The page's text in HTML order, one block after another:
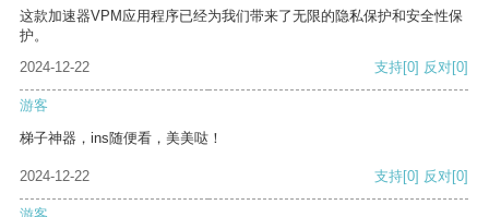
这款加速器VPM应用程序已经为我们带来了无限的隐私保护和安全性保
护。
2024-12-22
支持[0] 反对[0]
游客
梯子神器，ins随便看，美美哒！
2024-12-22 支持[0] 反对[0]